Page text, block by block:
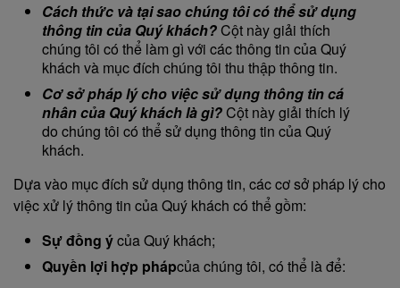
Cách thức và tại sao chúng tôi có thể sử dụng
thông tin của Quý khách? Cột này giải thích
chúng tôi có thể làm gì với các thông tin của Quý
khách và mục đích chúng tôi thu thập thông tin.
Cơ sở pháp lý cho việc sử dụng thông tin cá
nhân của Quý khách là gì? Cột này giải thích lý
do chúng tôi có thể sử dụng thông tin của Quý
khách.
Dựa vào mục đích sử dụng thông tin, các cơ sở pháp lý cho
việc xử lý thông tin của Quý khách có thể gồm:
Sự đồng ýcủa Quý khách;
Quyền lợi hợp phápcủa chúng tôi, có thể là để: